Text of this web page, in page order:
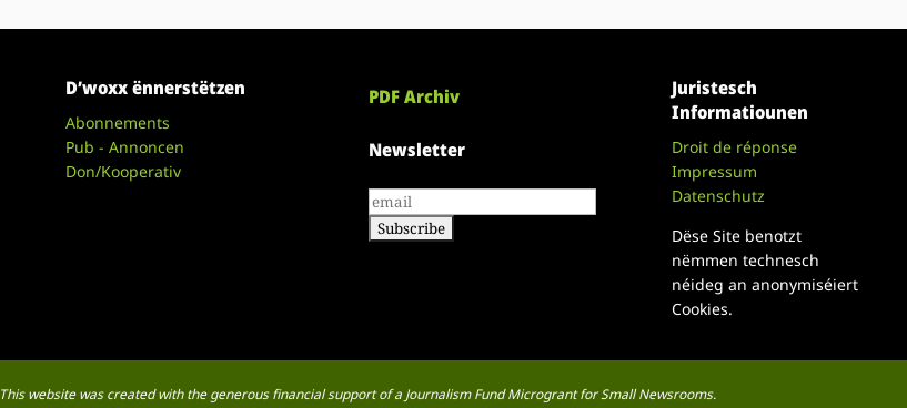
D’woxx ënnerstëtzen
Abonnements
Pub - Annoncen
Don/Kooperativ
PDF Archiv
Newsletter
Juristesch
Informatiounen
Droit de réponse
Impressum
Datenschutz
Dëse Site benotzt
nëmmen technesch
néideg an anonymiséiert
Cookies.
This website was created with the generous financial support of a Journalism Fund Microgrant for Small Newsrooms.